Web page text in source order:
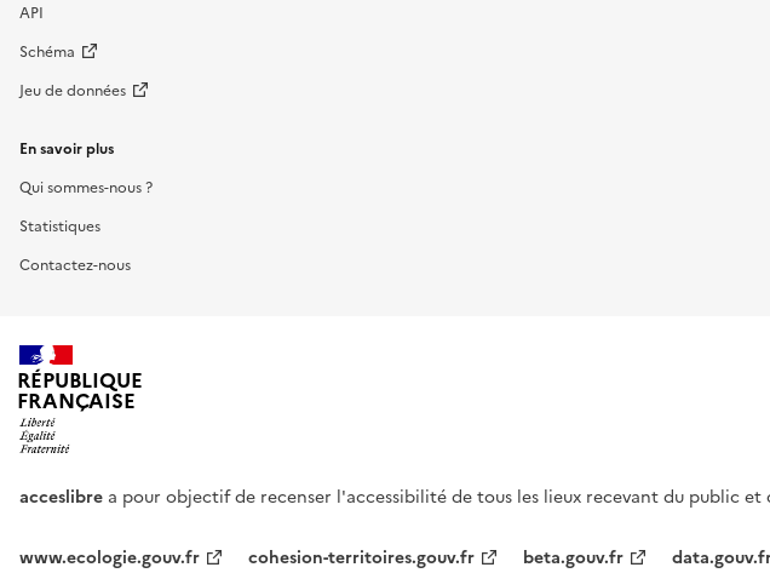
API
Schéma
Jeu de données
En savoir plus
Qui sommes-nous ?
Statistiques
Contactez-nous
RÉPUBLIQUE
FRANÇAISE
acceslibre a pour objectif de recenser l'accessibilité de tous les lieux recevant du public
www.ecologie.gouv.fr cohesion-territoires.gouv.fr beta.gouv.fr